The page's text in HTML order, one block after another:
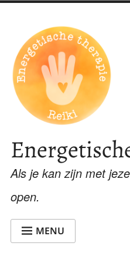
content
Als je kan zijn met
open.
MENU